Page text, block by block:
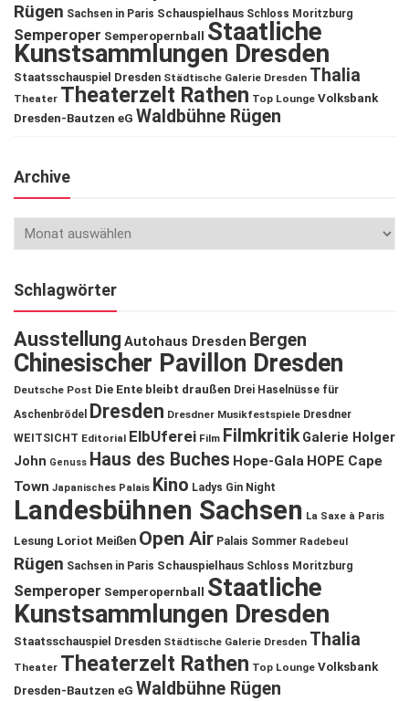
Rügen Sachsen in Paris Schauspielhaus Schloss Moritzburg
Semperoper Semperopernball Staatliche
Kunstsammlungen Dresden
Staatsschauspiel Dresden Städtische Galerie Dresden Thalia
Theater Theaterzelt Rathen Top Lounge Volksbank
Dresden-Bautzen eG Waldbühne Rügen
Archive
Schlagwörter
Ausstellung Autohaus Dresden Bergen
Chinesischer Pavillon Dresden
Deutsche Post Die Ente bleibt draußen Drei Haselnüsse für
Aschenbrödel
Dresden Dresdner Musikfestspiele Dresdner
WEITSICHT Editorial ElbUferei Film Filmkritik Galerie Holger
John Genuss Haus des Buches Hope-Gala HOPE Cape
Town Japanisches Palais Kino Ladys Gin Night
Landesbühnen Sachsen La Saxe à Paris
Lesung Loriot Meißen Open Air Palais Sommer Radebeul
Rügen Sachsen in Paris Schauspielhaus Schloss Moritzburg
Semperoper Semperopernball
Staatliche
Kunstsammlungen Dresden
Staatsschauspiel Dresden Städtische Galerie Dresden Thalia
Theater Theaterzelt Rathen Top Lounge Volksbank
Dresden-Bautzen eG Waldbühne Rügen